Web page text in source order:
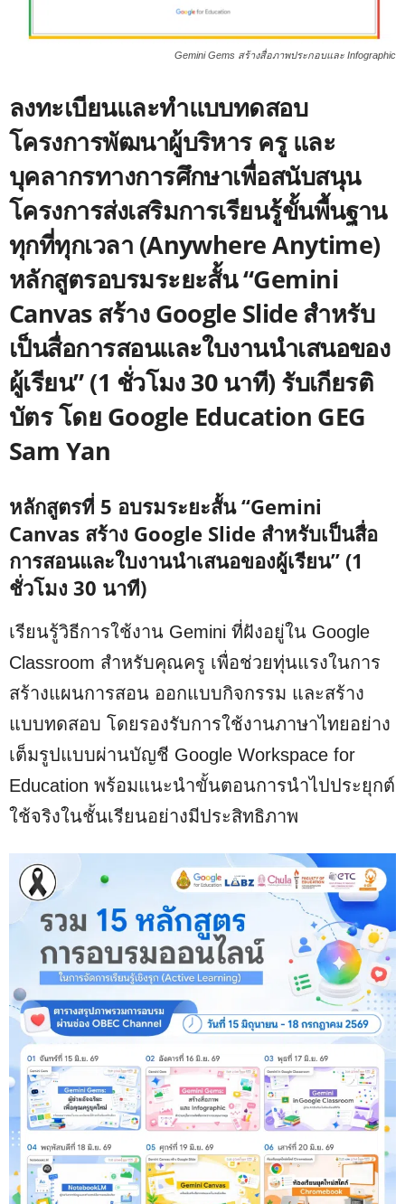
Gemini Gems สร้างสื่อภาพประกอบและ Infographic
ลงทะเบียนและทำแบบทดสอบ
โครงการพัฒนาผู้บริหาร ครู และ
บุคลากรทางการศึกษาเพื่อสนับสนุน
โครงการส่งเสริมการเรียนรู้ขั้นพื้นฐาน
ทุกที่ทุกเวลา (Anywhere Anytime)
หลักสูตรอบรมระยะสั้น “Gemini
Canvas สร้าง Google Slide สำหรับ
เป็นสื่อการสอนและใบงานนำเสนอของ
ผู้เรียน” (1 ชั่วโมง 30 นาที) รับเกียรติ
บัตร โดย Google Education GEG
Sam Yan
หลักสูตรที่ 5 อบรมระยะสั้น “Gemini
Canvas สร้าง Google Slide สำหรับเป็นสื่อ
การสอนและใบงานนำเสนอของผู้เรียน” (1
ชั่วโมง 30 นาที)
เรียนรู้วิธีการใช้งาน Gemini ที่ฝังอยู่ใน Google
Classroom สำหรับคุณครู เพื่อช่วยทุ่นแรงในการ
สร้างแผนการสอน ออกแบบกิจกรรม และสร้าง
แบบทดสอบ โดยรองรับการใช้งานภาษาไทยอย่าง
เต็มรูปแบบผ่านบัญชี Google Workspace for
Education พร้อมแนะนำขั้นตอนการนำไปประยุกต์
ใช้จริงในชั้นเรียนอย่างมีประสิทธิภาพ